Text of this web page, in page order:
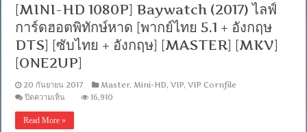
[MINI-HD 1080P] Baywatch (2017) ไลฟ์
การ์ดฮอตพิทักษ์หาด [พากย์ไทย 5.1 + อังกฤษ
DTS] [ซับไทย + อังกฤษ] [MASTER] [MKV]
[ONE2UP]
20 กันยายน 2017 Master, Mini-HD,VIP,VIP Cornfile
ปิดความเห็น
1080P]
16,910
Read More »